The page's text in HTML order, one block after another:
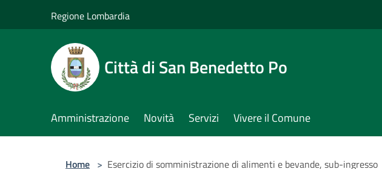
Regione Lombardia
Città di San Benedetto Po
Amministrazione Novità Servizi Vivere il Comune
Home > Esercizio di somministrazione di alimenti e bevande, sub-ingresso